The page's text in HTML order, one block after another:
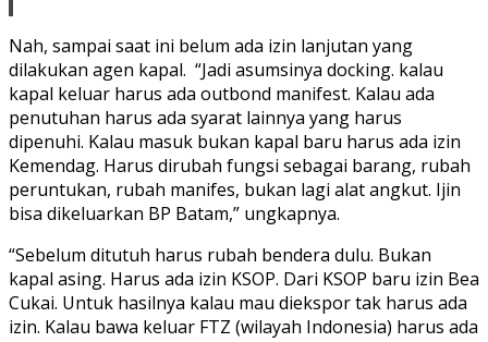
Nah, sampai saat ini belum ada izin lanjutan yang
dilakukan agen kapal. “Jadi asumsinya docking. kalau
kapal keluar harus ada outbond manifest. Kalau ada
penutuhan harus ada syarat lainnya yang harus
dipenuhi. Kalau masuk bukan kapal baru harus ada izin
Kemendag. Harus dirubah fungsi sebagai barang, rubah
peruntukan, rubah manifes, bukan lagi alat angkut. Ijin
bisa dikeluarkan BP Batam,” ungkapnya.
“Sebelum ditutuh harus rubah bendera dulu. Bukan
kapal asing. Harus ada izin KSOP. Dari KSOP baru izin Bea
Cukai. Untuk hasilnya kalau mau diekspor tak harus ada
izin. Kalau bawa keluar FTZ (wilayah Indonesia) harus ada